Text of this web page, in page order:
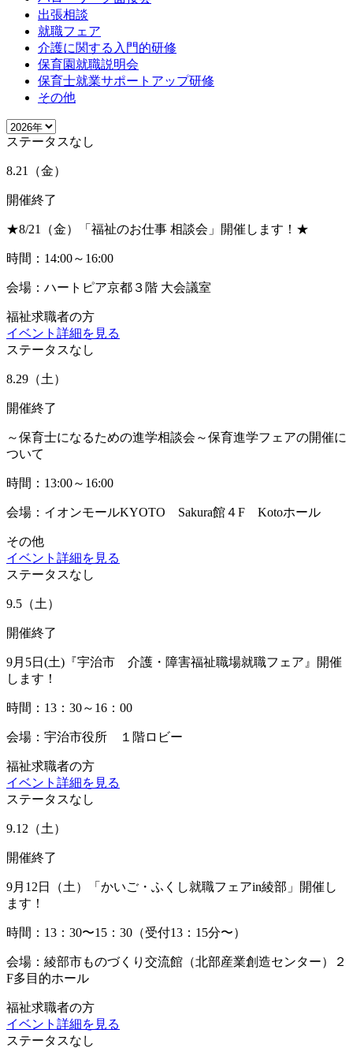
出張相談
就職フェア
介護に関する入門的研修
保育園就職説明会
保育士就業サポートアップ研修
その他
ステータスなし
8.21 （金）
開催終了
★8/21（金）「福祉のお仕事 相談会」開催します！★
時間：14:00～16:00
会場：ハートピア京都３階 大会議室
福祉求職者の方
イベント詳細を見る
ステータスなし
8.29 （土）
開催終了
～保育士になるための進学相談会～保育進学フェアの開催に
ついて
時間：13:00～16:00
会場：イオンモールKYOTO Sakura館４F Kotoホール
その他
イベント詳細を見る
ステータスなし
9.5 （土）
開催終了
9月5日(土)『宇治市 介護・障害福祉職場就職フェア』開催
します！
時間：13：30～16：00
会場：宇治市役所 １階ロビー
福祉求職者の方
イベント詳細を見る
ステータスなし
9.12 （土）
開催終了
9月12日（土）「かいご・ふくし就職フェアin綾部」開催し
ます！
時間：13：30〜15：30（受付13：15分〜）
会場：綾部市ものづくり交流館（北部産業創造センター）２
F多目的ホール
福祉求職者の方
イベント詳細を見る
ステータスなし